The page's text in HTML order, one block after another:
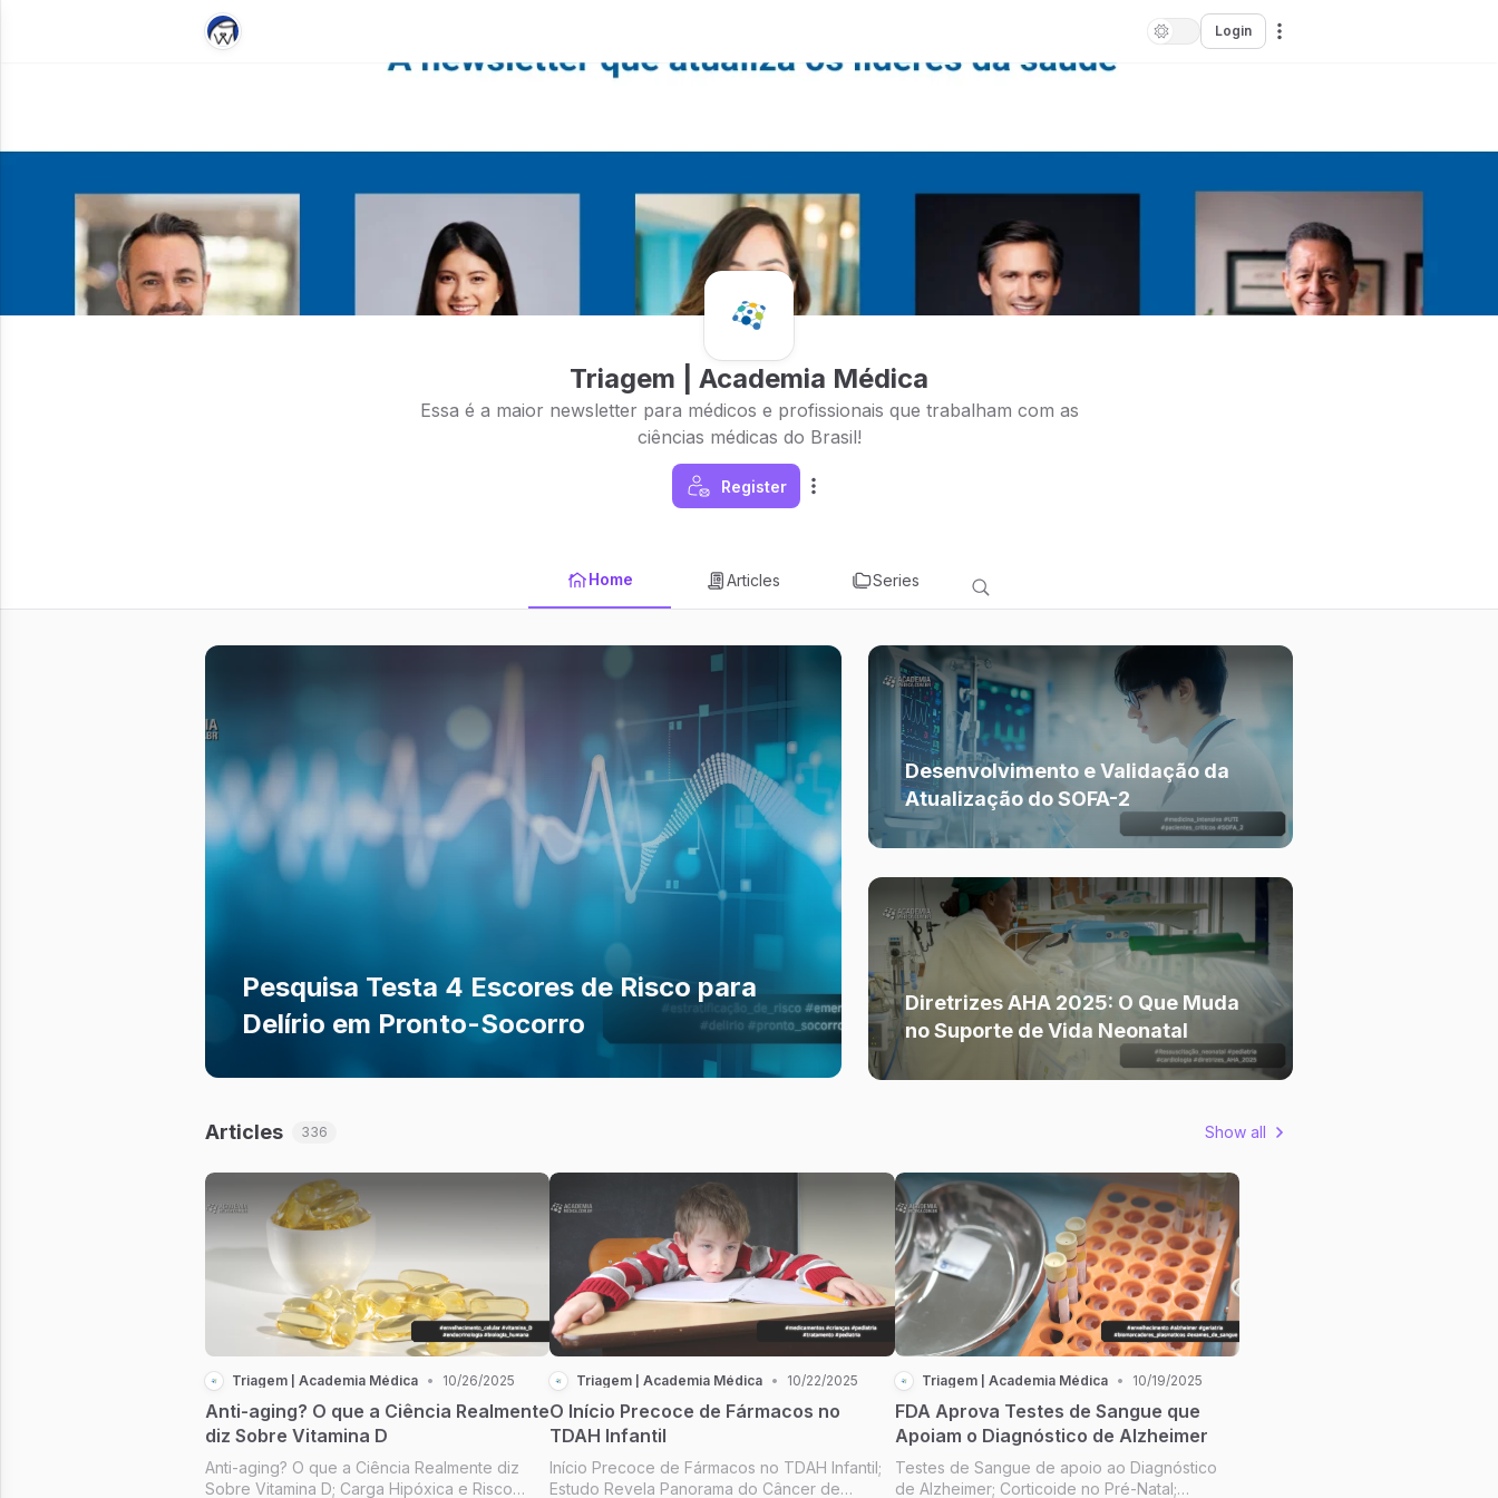
Login
Triagem | Academia Médica
Essa é a maior newsletter para médicos e profissionais que trabalham com as
ciências médicas do Brasil!
Register
Home Articles Series
Pesquisa Testa 4 Escores de Risco para
Delírio em Pronto-Socorro
Desenvolvimento e Validação da
Atualização do SOFA-2
Diretrizes AHA 2025: O Que Muda
no Suporte de Vida Neonatal
Articles 336 Show all
Triagem | Academia Médica • 10/26/2025
Anti-aging? O que a Ciência Realmente
diz Sobre Vitamina D
Anti-aging? O que a Ciência Realmente diz
Sobre Vitamina D; Carga Hipóxica e Risco
Triagem | Academia Médica • 10/22/2025
O Início Precoce de Fármacos no
TDAH Infantil
Início Precoce de Fármacos no TDAH Infantil;
Estudo Revela Panorama do Câncer de
Triagem | Academia Médica • 10/19/2025
FDA Aprova Testes de Sangue que
Apoiam o Diagnóstico de Alzheimer
Testes de Sangue de apoio ao Diagnóstico
de Alzheimer; Corticoide no Pré-Natal;